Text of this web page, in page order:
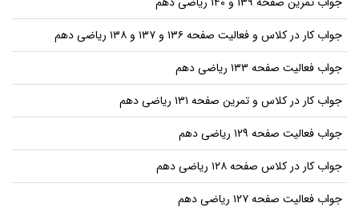
جواب کار در کلاس و فعالیت صفحه ۱۳۶ و ۱۳۷ و ۱۳۸ ریاضی دهم
جواب فعالیت صفحه ۱۳۳ ریاضی دهم
جواب کار در کلاس و تمرین صفحه ۱۳۱ ریاضی دهم
جواب فعالیت صفحه ۱۲۹ ریاضی دهم
جواب کار در کلاس صفحه ۱۲۸ ریاضی دهم
جواب فعالیت صفحه ۱۲۷ ریاضی دهم